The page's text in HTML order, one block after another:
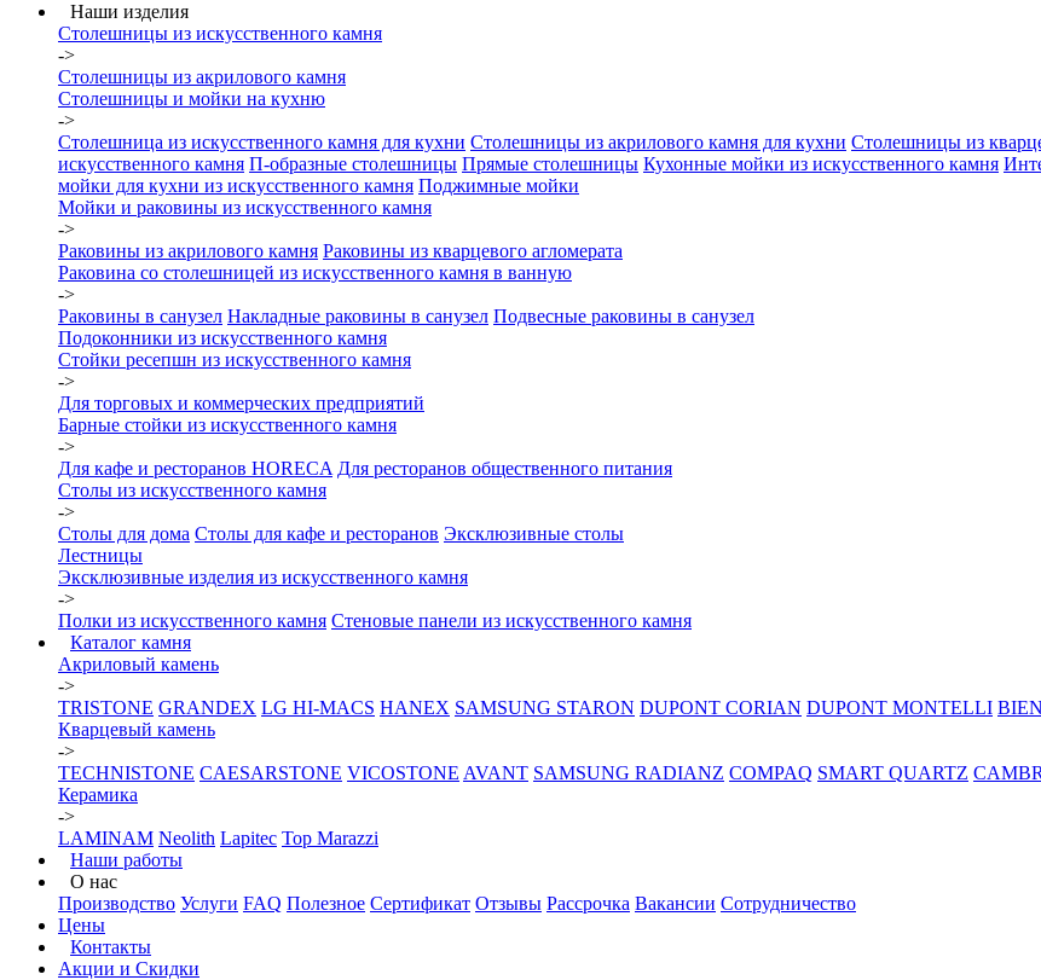
Наши изделия
Столешницы из искусcтвенного камня
->
Столешницы из акрилового камня
Столешницы и мойки на кухню
->
Столешница из искусственного камня для кухни Столешницы из акрилового камня для кухни Столешницы из
искусственного камня П-образные столешницы Прямые столешницы Кухонные мойки из искусственного камня
мойки для кухни из искусственного камня Поджимные мойки
Мойки и раковины из искусственного камня
->
Раковины из акрилового камня Раковины из кварцевого агломерата
Раковина со столешницей из искусственного камня в ванную
->
Раковины в санузел Накладные раковины в санузел Подвесные раковины в санузел
Подоконники из искусственного камня
Стойки ресепшн из искусственного камня
->
Для торговых и коммерческих предприятий
Барные стойки из искусственного камня
->
Для кафе и ресторанов HORECA Для ресторанов общественного питания
Столы из искусственного камня
->
Столы для дома Столы для кафе и ресторанов Эксклюзивные столы
Лестницы
Эксклюзивные изделия из искусственного камня
->
Полки из искусственного камня Стеновые панели из искусственного камня
Каталог камня
Акриловый камень
->
TRISTONE GRANDEX LG HI-MACS HANEX SAMSUNG STARON DUPONT CORIAN DUPONT MONTELLI
Кварцевый камень
->
TECHNISTONE CAESARSTONE VICOSTONE AVANT SAMSUNG RADIANZ COMPAQ SMART QUARTZ
Керамика
->
LAMINAM Neolith Lapitec Top Marazzi
Наши работы
О нас
Производство Услуги FAQ Полезное Сертификат Отзывы Рассрочка Вакансии Сотрудничество
Цены
Контакты
Акции и Скидки